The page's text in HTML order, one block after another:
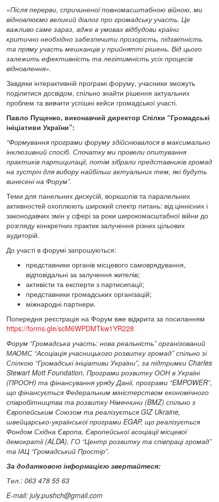
«Після перерви, спричиненої повномасштабною війною, ми
відновлюємо великий діалог про громадську участь. Це
важливо саме зараз, адже в умовах відбудови країни
критично необхідно забезпечити прозорість, підзвітність
та пряму участь мешканців у прийнятті рішень. Від цього
залежить ефективність та легітимність усіх процесів
відновлення».
Завдяки інтерактивній програмі форуму, учасники зможуть
поділитися досвідом, спільно знайти рішення актуальних
проблем та вивчити успішні кейси громадської участі.
Павло Пущенко, виконавчий директор Спілки “Громадські
ініціативи України”:
“Формування програми форуму здійснювалося в максимально
інклюзивний спосіб. Спочатку ми провели опитування
практиків партиципації, потім зібрали представників громад
на зустріч для вибору найбільш актуальних тем, які будуть
винесені на Форум”.
Теми для панельних дискусій, воркшопів та паралельних
активностей охоплюють широкий спектр питань: від ціннісних і
законодавчих змін у сфері за роки широкомасштабної війни до
розгляду конкретних практик залучення різних цільових
аудиторій.
До участі в форумі запрошуються:
представники органів місцевого самоврядування,
відповідальні за залучення жителів;
активісти та експерти з партисипації;
представники громадських організацій;
міжнародні партнери.
Попередня реєстрація на Форум вже відкрита за посиланням
https://forms.gle/scM6WPDMTkw1YR228
Форум “Громадська участь: нова реальність” організований
МАОМС “Асоціація учасницького розвитку громад” спільно зі
Спілкою “Громадські ініціативи України”, за підтримки Charles
Stewart Mott Foundation, Програми розвитку ООН в Україні
(ПРООН) та фінансування уряду Данії, програми “EMPOWER”,
що фінансується Федеральним міністерством економічного
співробітництва та розвитку Німеччини (BMZ) спільно з
Європейським Союзом та реалізується GIZ Ukraine,
швейцарсько-української програми EGAP, що реалізується
Фондом Східна Європа, Європейської асоціації місцевої
демократії (ALDA), ГО “Центр розвитку та співпраці громад”
та ІАЦ “Громадський Простір”.
За додатковою інформацією звертайтеся:
Тел.: 063 478 55 63
E-mail: july.pushch@gmail.com